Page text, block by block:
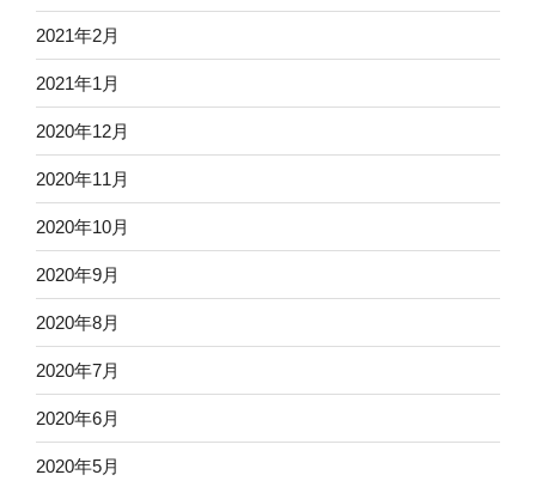
2021年2月
2021年1月
2020年12月
2020年11月
2020年10月
2020年9月
2020年8月
2020年7月
2020年6月
2020年5月